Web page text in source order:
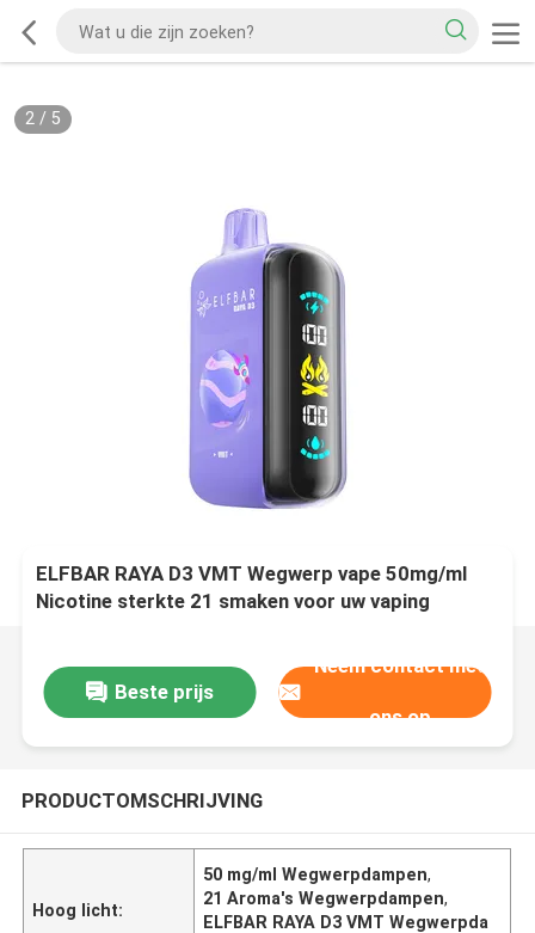
2/ 5
ELFBAR RAYA D3 VMT Wegwerp vape 50mg/ml
Nicotine sterkte 21 smaken voor uw vaping
Beste prijs
Neem contact met
ons op
PRODUCTOMSCHRIJVING
Hoog licht:
50 mg/ml Wegwerpdampen,
21 Aroma's Wegwerpdampen,
ELFBAR RAYA D3 VMT Wegwerpda